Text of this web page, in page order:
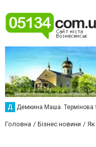
Д Демкина Маша. Термінова
Головна Бізнес новини Як